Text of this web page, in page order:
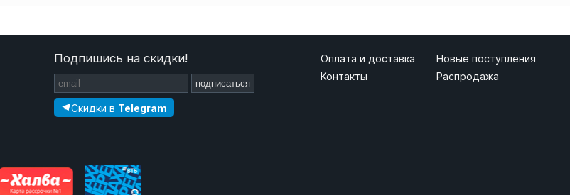
Подпишись на скидки!
подписаться
Скидки в Telegram
Оплата и доставка
Контакты
Новые поступления
Распродажа